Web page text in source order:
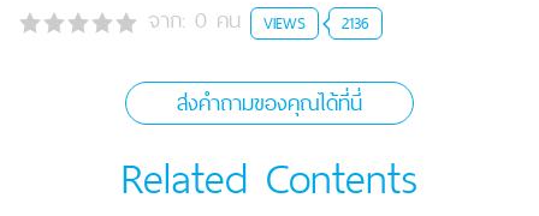
จาก: 0 คน VIEWS 2136
ส่งคำถามของคุณได้ที่นี่
Related Contents